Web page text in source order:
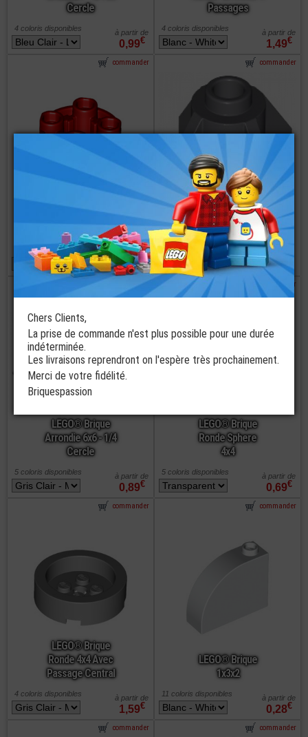
Cercle
0,99€
à partir de
4 coloris disponibles
Passages
1,49€
à partir de
4 coloris disponibles
LEGO® Brique
Inversée Avec
Tenon creux
0,24€
à partir de
commander
5 coloris disponibles
LEGO® Brique
Ronde 1x1 avec
Support sur les
Côtés
0,48
commander
3 coloris disponibles
LEGO® Brique
Arrondie 6x6 - 1/4
Cercle
0,89€
à partir de
commander
5 coloris disponibles
LEGO® Brique
Ronde Sphere
4x4
0,69€
à partir de
commander
5 coloris disponibles
LEGO® Brique
Ronde 4x4 Avec
Passage Central
1,59€
à partir de
commander
4 coloris disponibles
LEGO® Brique
1x3x2
0,28€
à partir de
commander
11 coloris disponibles
commander commander
Chers Clients,
La prise de commande n'est plus possible pour une durée
indéterminée.
Les livraisons reprendront on l'espère très prochainement.
Merci de votre fidélité.
Briquespassion